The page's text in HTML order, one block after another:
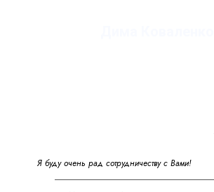
Я буду очень рад сотрудничеству с Вами!